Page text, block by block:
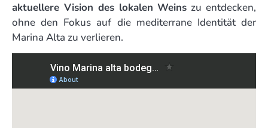
aktuellere Vision des lokalen Weins zu entdecken,
ohne den Fokus auf die mediterrane Identität der
Marina Alta zu verlieren.